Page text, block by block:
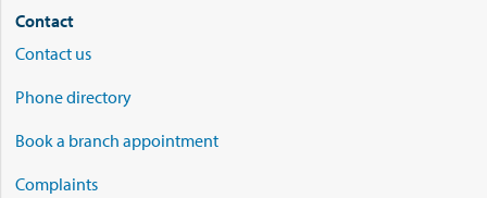
Contact
Contact us
Phone directory
Book a branch appointment
Complaints